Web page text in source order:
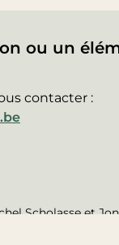
ou un
contacter :
Scholasse et